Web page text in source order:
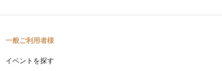
一般ご利用者様
イベントを探す